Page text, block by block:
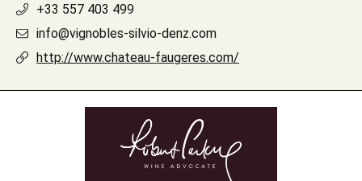
+33 557 403 499
info@vignobles-silvio-denz.com
http://www.chateau-faugeres.com/